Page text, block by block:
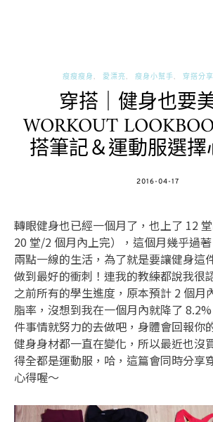
瘦瘦瘦身 愛漂亮 瘦身小幫手 穿搭分
穿搭｜健身也要
WORKOUT
搭筆記＆運動服選
POSTED
2016-04-17
轉眼健身也已經一個月了，也上了 12
20 堂/2 個月內上完），這個月幾乎過著
兩點一線的生活，為了就是要讓健身這
做到最好的衝刺！連我的教練都說我很
之前所有的學生進度，原本預計 2 個月
脂率，沒想到我在一個月內就降了
件事情就努力的去做吧，身體會回報你
健身身材都一直在變化，所以最近也沒
得全都是運動服，哈，這篇會同時分享
心得喔～